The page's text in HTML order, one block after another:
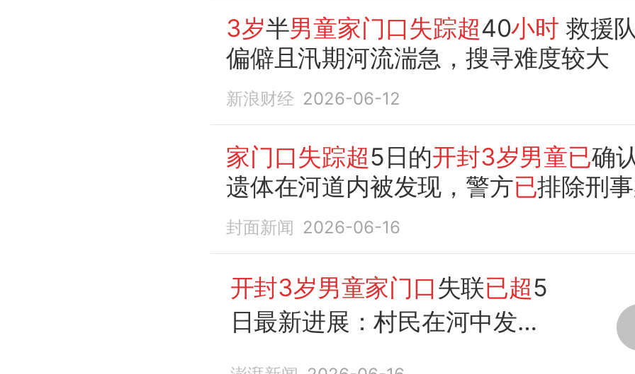
3岁半男童家门口失踪超40小时 救援
偏僻且汛期河流湍急，搜寻难度较大
新浪财经 2026-06-12
家门口失踪超5日的开封3岁男童已确
遗体在河道内被发现，警方已排除刑
封面新闻 2026-06-16
开封3岁男童家门口失联已超5
日最新进展：村民在河中发现